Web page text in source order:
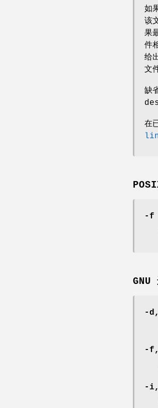
如
该
果
件
给
文
缺
在
-f
GNU
-
-
-